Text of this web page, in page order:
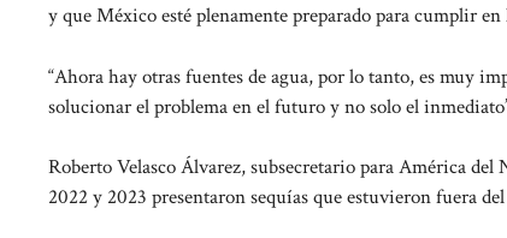
y que México esté plenamente preparado para cumplir en
“Ahora hay otras fuentes de agua, por lo tanto, es muy
solucionar el problema en el futuro y no solo el
Roberto Velasco Álvarez, subsecretario para América
2022 y 2023 presentaron sequías que estuvieron fuera